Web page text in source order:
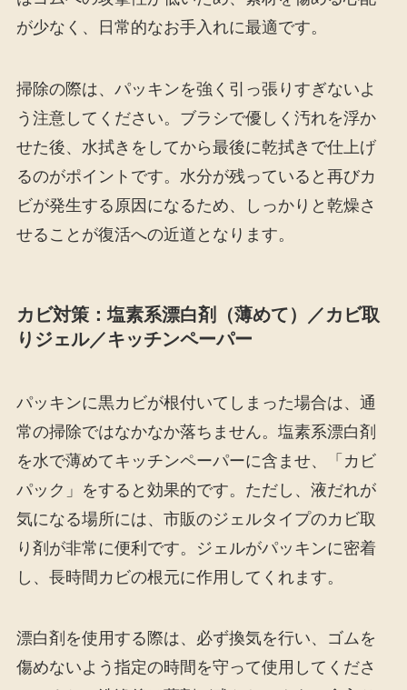
が少なく、日常的なお手入れに最適です。
掃除の際は、パッキンを強く引っ張りすぎないよ
う注意してください。ブラシで優しく汚れを浮か
せた後、水拭きをしてから最後に乾拭きで仕上げ
るのがポイントです。水分が残っていると再びカ
ビが発生する原因になるため、しっかりと乾燥さ
せることが復活への近道となります。
カビ対策：塩素系漂白剤（薄めて）／カビ取
りジェル／キッチンペーパー
パッキンに黒カビが根付いてしまった場合は、通
常の掃除ではなかなか落ちません。塩素系漂白剤
を水で薄めてキッチンペーパーに含ませ、「カビ
パック」をすると効果的です。ただし、液だれが
気になる場所には、市販のジェルタイプのカビ取
り剤が非常に便利です。ジェルがパッキンに密着
し、長時間カビの根元に作用してくれます。
漂白剤を使用する際は、必ず換気を行い、ゴムを
傷めないよう指定の時間を守って使用してくださ